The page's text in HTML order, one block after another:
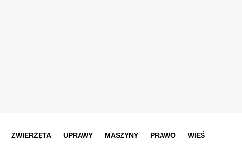
ZWIERZĘTA UPRAWY MASZYNY PRAWO WIEŚ